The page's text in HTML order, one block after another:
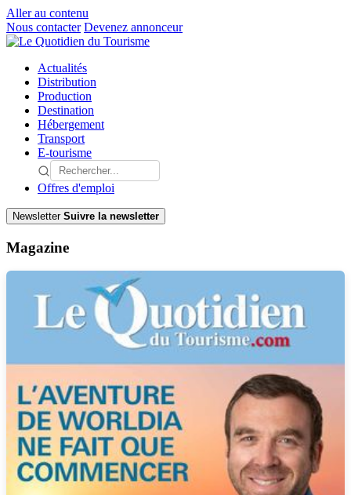
Aller au contenu
Nous contacter Devenez annonceur
Actualités
Distribution
Production
Destination
Hébergement
Transport
E-tourisme
Offres d'emploi
Newsletter Suivre la newsletter
Magazine